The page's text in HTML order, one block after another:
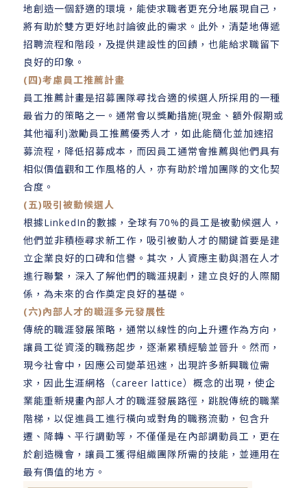
地創造一個舒適的環境，能使求職者更充分地展現自己，
將有助於雙方更好地討論彼此的需求。此外，清楚地傳遞
招聘流程和階段，及提供建設性的回饋，也能給求職留下
良好的印象。
(四)考慮員工推薦計畫
員工推薦計畫是招募團隊尋找合適的候選人所採用的一種
最省力的策略之一。通常會以獎勵措施(現金、額外假期或
其他福利)激勵員工推薦優秀人才，如此能簡化並加速招
募流程，降低招募成本，而因員工通常會推薦與他們具有
相似價值觀和工作風格的人，亦有助於增加團隊的文化契
合度。
(五)吸引被動候選人
根據LinkedIn的數據，全球有70%的員工是被動候選人，
他們並非積極尋求新工作，吸引被動人才的關鍵首要是建
立企業良好的口碑和信譽。其次，人資應主動與潛在人才
進行聯繫，深入了解他們的職涯規劃，建立良好的人際關
係，為未來的合作奠定良好的基礎。
(六)內部人才的職涯多元發展性
傳統的職涯發展策略，通常以線性的向上升遷作為方向，
讓員工從資淺的職務起步，逐漸累積經驗並晉升。然而，
現今社會中，因應公司變革迅速，出現許多新興職位需
求，因此生涯網格（career lattice）概念的出現，使企
業能重新規畫內部人才的職涯發展路徑，跳脫傳統的職業
階梯，以促進員工進行橫向或對角的職務流動，包含升
遷、降轉、平行調動等，不僅僅是在內部調動員工，更在
於創造機會，讓員工獲得組織團隊所需的技能，並運用在
最有價值的地方。